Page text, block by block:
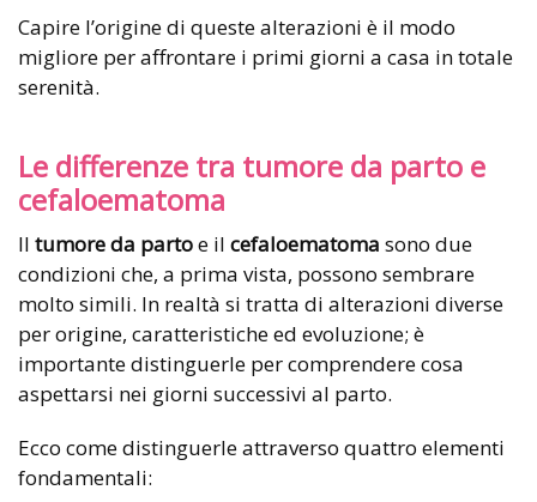
Capire l’origine di queste alterazioni è il modo
migliore per affrontare i primi giorni a casa in totale
serenità.
Le differenze tra tumore da parto e
cefaloematoma
Il tumore da partoe il cefaloematoma sono due
condizioni che, a prima vista, possono sembrare
molto simili. In realtà si tratta di alterazioni diverse
per origine, caratteristiche ed evoluzione; è
importante distinguerle per comprendere cosa
aspettarsi nei giorni successivi al parto.
Ecco come distinguerle attraverso quattro elementi
fondamentali: